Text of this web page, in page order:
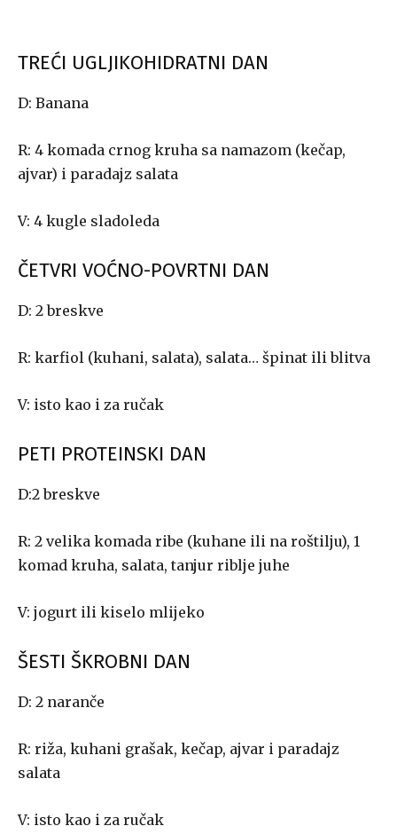
TREĆI UGLJIKOHIDRATNI DAN
D: Banana
R: 4 komada crnog kruha sa namazom (kečap,
ajvar) i paradajz salata
V: 4 kugle sladoleda
ČETVRI VOĆNO-POVRTNI DAN
D: 2 breskve
R: karfiol (kuhani, salata), salata… špinat ili blitva
V: isto kao i za ručak
PETI PROTEINSKI DAN
D:2 breskve
R: 2 velika komada ribe (kuhane ili na roštilju), 1
komad kruha, salata, tanjur riblje juhe
V: jogurt ili kiselo mlijeko
ŠESTI ŠKROBNI DAN
D: 2 naranče
R: riža, kuhani grašak, kečap, ajvar i paradajz
salata
V: isto kao i za ručak